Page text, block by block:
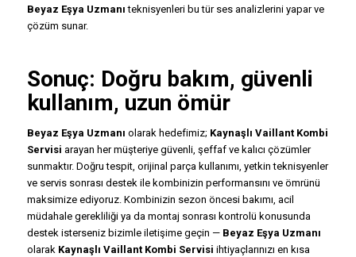
Beyaz Eşya Uzmanı teknisyenleri bu tür ses analizlerini yapar ve
çözüm sunar.
Sonuç: Doğru bakım, güvenli
kullanım, uzun ömür
Beyaz Eşya Uzmanı olarak hedefimiz; Kaynaşlı Vaillant Kombi
Servisi arayan her müşteriye güvenli, şeffaf ve kalıcı çözümler
sunmaktır. Doğru tespit, orijinal parça kullanımı, yetkin teknisyenler
ve servis sonrası destek ile kombinizin performansını ve ömrünü
maksimize ediyoruz. Kombinizin sezon öncesi bakımı, acil
müdahale gerekliliği ya da montaj sonrası kontrolü konusunda
destek isterseniz bizimle iletişime geçin — Beyaz Eşya Uzmanı
olarak Kaynaşlı Vaillant Kombi Servisi ihtiyaçlarınızı en kısa